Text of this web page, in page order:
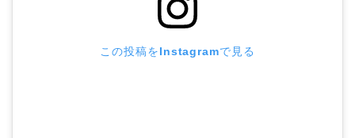
この投稿をInstagramで見る